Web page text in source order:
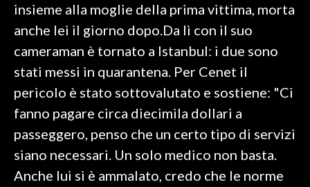
insieme alla moglie della prima vittima, morta
anche lei il giorno dopo.Da lì con il suo
cameraman è tornato a Istanbul: i due sono
stati messi in quarantena. Per Cenet il
pericolo è stato sottovalutato e sostiene: "Ci
fanno pagare circa diecimila dollari a
passeggero, penso che un certo tipo di servizi
siano necessari. Un solo medico non basta.
Anche lui si è ammalato, credo che le norme